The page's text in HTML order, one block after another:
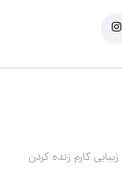
زیبایی کارم زنده کردن